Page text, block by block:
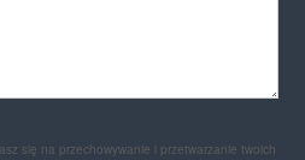
się na przechowywanie i przetwarzanie twoich